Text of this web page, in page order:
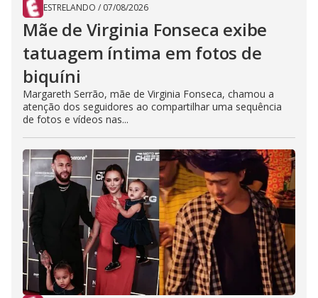
ESTRELANDO / 07/08/2026
Mãe de Virginia Fonseca exibe
tatuagem íntima em fotos de
biquíni
Margareth Serrão, mãe de Virginia Fonseca, chamou a
atenção dos seguidores ao compartilhar uma sequência
de fotos e vídeos nas...